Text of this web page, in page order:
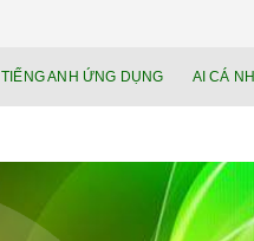
lực
TIẾNG ANH ỨNG DỤNG AI CÁ